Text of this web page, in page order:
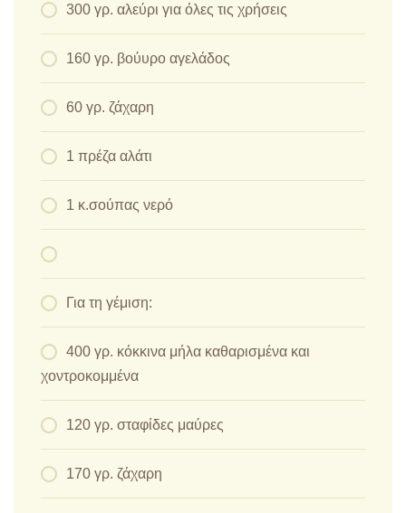
300 γρ. αλεύρι για όλες τις χρήσεις
160 γρ. βούυρο αγελάδος
60 γρ. ζάχαρη
1 πρέζα αλάτι
1 κ.σούπας νερό
Για τη γέμιση:
400 γρ. κόκκινα μήλα καθαρισμένα και
χοντροκομμένα
120 γρ. σταφίδες μαύρες
170 γρ. ζάχαρη